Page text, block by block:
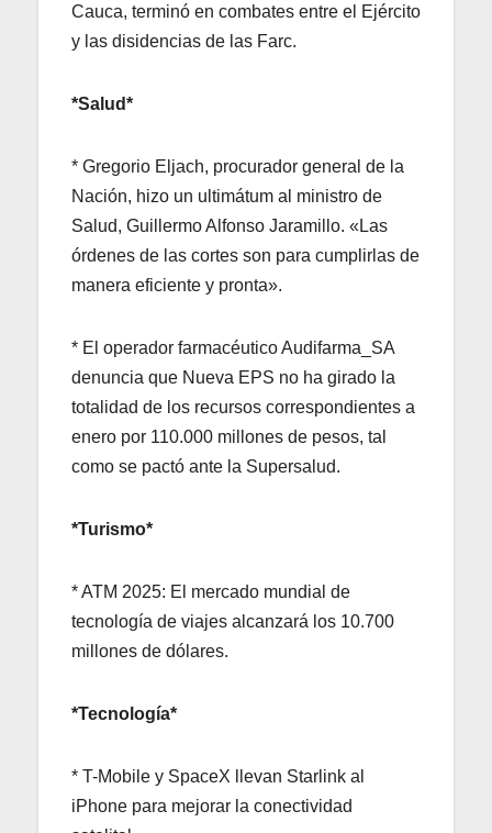
Cauca, terminó en combates entre el Ejército
y las disidencias de las Farc.
*Salud*
* Gregorio Eljach, procurador general de la
Nación, hizo un ultimátum al ministro de
Salud, Guillermo Alfonso Jaramillo. «Las
órdenes de las cortes son para cumplirlas de
manera eficiente y pronta».
* El operador farmacéutico Audifarma_SA
denuncia que Nueva EPS no ha girado la
totalidad de los recursos correspondientes a
enero por 110.000 millones de pesos, tal
como se pactó ante la Supersalud.
*Turismo*
* ATM 2025: El mercado mundial de
tecnología de viajes alcanzará los 10.700
millones de dólares.
*Tecnología*
* T-Mobile y SpaceX llevan Starlink al
iPhone para mejorar la conectividad